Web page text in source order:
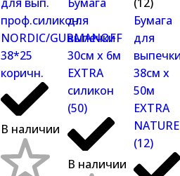
проф.силикон.
NORDIC/GURMANOFF
38*25
коричн.
В наличии
для
выпечки
30см х 6м
EXTRA
силикон
(50)
В наличии
Бумага
для
38см х
50м
EXTRA
NATURE
(12)